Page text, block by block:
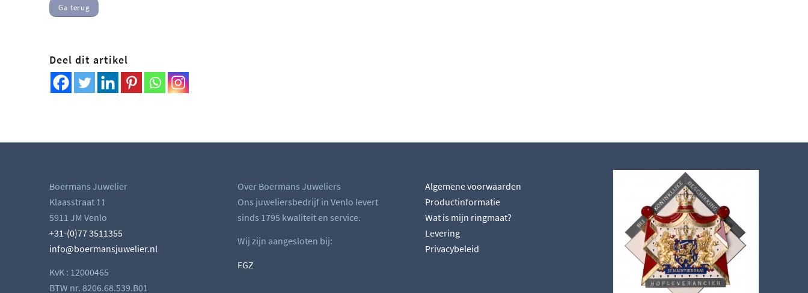
Ga terug
Deel dit artikel
Boermans Juwelier
Klaasstraat 11
5911 JM Venlo
+31-(0)77 3511355
info@boermansjuwelier.nl
KvK : 12000465
BTW nr. 8206.68.539.B01
Over Boermans Juweliers
Ons juweliersbedrijf in Venlo levert
sinds 1795 kwaliteit en service.
Wij zijn aangesloten bij:
FGZ
Algemene voorwaarden
Productinformatie
Wat is mijn ringmaat?
Levering
Privacybeleid